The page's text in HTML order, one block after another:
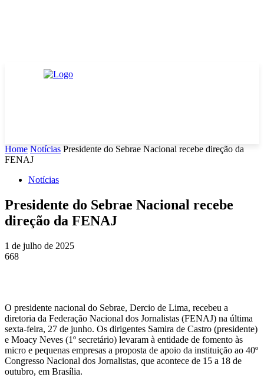
Home Notícias Presidente do Sebrae Nacional recebe direção da
FENAJ
Notícias
Presidente do Sebrae Nacional recebe
direção da FENAJ
1 de julho de 2025
668
O presidente nacional do Sebrae, Dercio de Lima, recebeu a
diretoria da Federação Nacional dos Jornalistas (FENAJ) na última
sexta-feira, 27 de junho. Os dirigentes Samira de Castro (presidente)
e Moacy Neves (1º secretário) levaram à entidade de fomento às
micro e pequenas empresas a proposta de apoio da instituição ao 40º
Congresso Nacional dos Jornalistas, que acontece de 15 a 18 de
outubro, em Brasília.